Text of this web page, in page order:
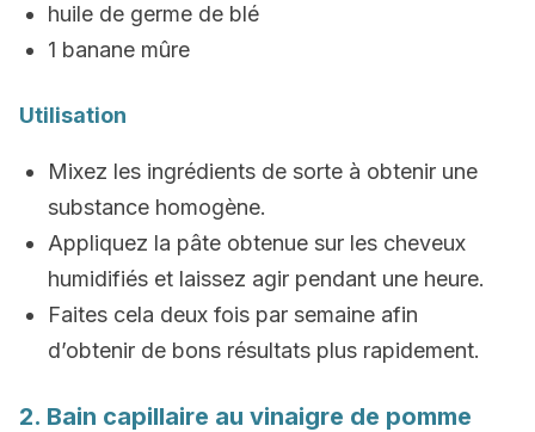
huile de germe de blé
1 banane mûre
Utilisation
Mixez les ingrédients de sorte à obtenir une
substance homogène.
Appliquez la pâte obtenue sur les cheveux
humidifiés et laissez agir pendant une heure.
Faites cela deux fois par semaine afin
d’obtenir de bons résultats plus rapidement.
2. Bain capillaire au vinaigre de pomme